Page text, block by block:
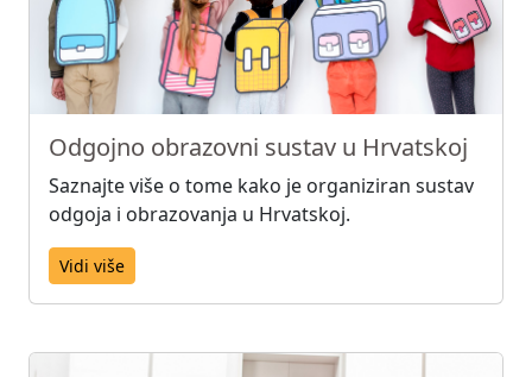
Odgojno obrazovni sustav u Hrvatskoj
Saznajte više o tome kako je organiziran sustav
odgoja i obrazovanja u Hrvatskoj.
Vidi više